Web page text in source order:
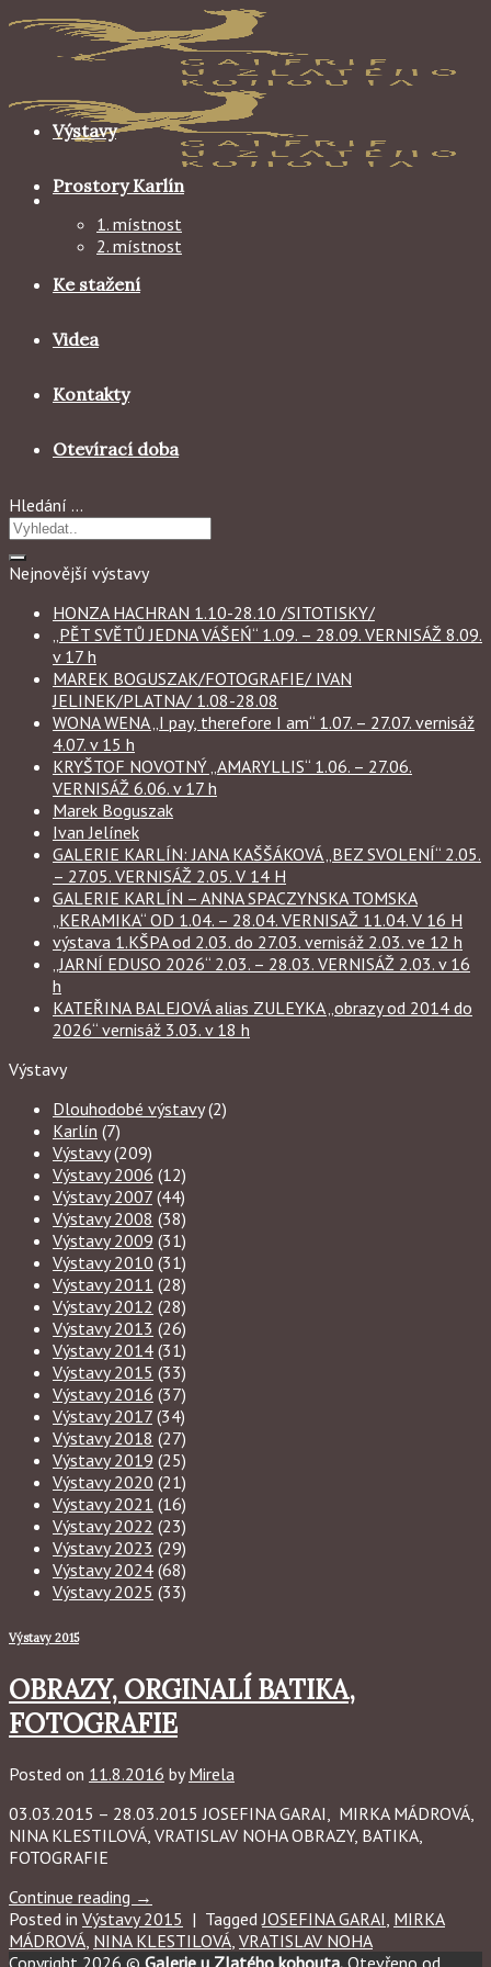
Skip
content
Výstavy
Prostory Karlín
1. místnost
2. místnost
Ke stažení
Videa
Kontakty
Otevírací doba
Hledání …
Nejnovější výstavy
HONZA HACHRAN 1.10-28.10 /SITOTISKY/
„PĚT SVĚTŮ JEDNA VÁŠEŃ“ 1.09. – 28.09. VERNISÁŽ 8.09.
v 17 h
MAREK BOGUSZAK/FOTOGRAFIE/ IVAN
JELINEK/PLATNA/ 1.08-28.08
WONA WENA „I pay, therefore I am“ 1.07. – 27.07. vernisáž
4.07. v 15 h
KRYŠTOF NOVOTNÝ „AMARYLLIS“ 1.06. – 27.06.
VERNISÁŽ 6.06. v 17 h
Marek Boguszak
Ivan Jelínek
GALERIE KARLÍN: JANA KAŠŠÁKOVÁ „BEZ SVOLENÍ“ 2.05.
– 27.05. VERNISÁŽ 2.05. V 14 H
GALERIE KARLÍN – ANNA SPACZYNSKA TOMSKA
„KERAMIKA“ OD 1.04. – 28.04. VERNISAŽ 11.04. V 16 H
výstava 1.KŠPA od 2.03. do 27.03. vernisáž 2.03. ve 12 h
„JARNÍ EDUSO 2026“ 2.03. – 28.03. VERNISÁŽ 2.03. v 16
h
KATEŘINA BALEJOVÁ alias ZULEYKA „obrazy od 2014 do
2026“ vernisáž 3.03. v 18 h
Výstavy
Dlouhodobé výstavy(2)
Karlín (7)
Výstavy(209)
Výstavy 2006 (12)
Výstavy 2007 (44)
Výstavy 2008 (38)
Výstavy 2009 (31)
Výstavy 2010 (31)
Výstavy 2011 (28)
Výstavy 2012 (28)
Výstavy 2013 (26)
Výstavy 2014 (31)
Výstavy 2015 (33)
Výstavy 2016 (37)
Výstavy 2017 (34)
Výstavy 2018 (27)
Výstavy 2019 (25)
Výstavy 2020 (21)
Výstavy 2021 (16)
Výstavy 2022 (23)
Výstavy 2023 (29)
Výstavy 2024 (68)
Výstavy 2025 (33)
Výstavy 2015
OBRAZY, ORGINALÍ BATIKA,
FOTOGRAFIE
Posted on 11.8.2016 byMirela
03.03.2015 – 28.03.2015 JOSEFINA GARAI, MIRKA MÁDROVÁ,
NINA KLESTILOVÁ, VRATISLAV NOHA OBRAZY, BATIKA,
FOTOGRAFIE
Continue reading →
Posted in Výstavy 2015 | Tagged JOSEFINA GARAI MIRKA
MÁDROVÁ NINA KLESTILOVÁ VRATISLAV NOHA
Copyright 2026 © Galerie u Zlatého kohouta. Otevřeno od